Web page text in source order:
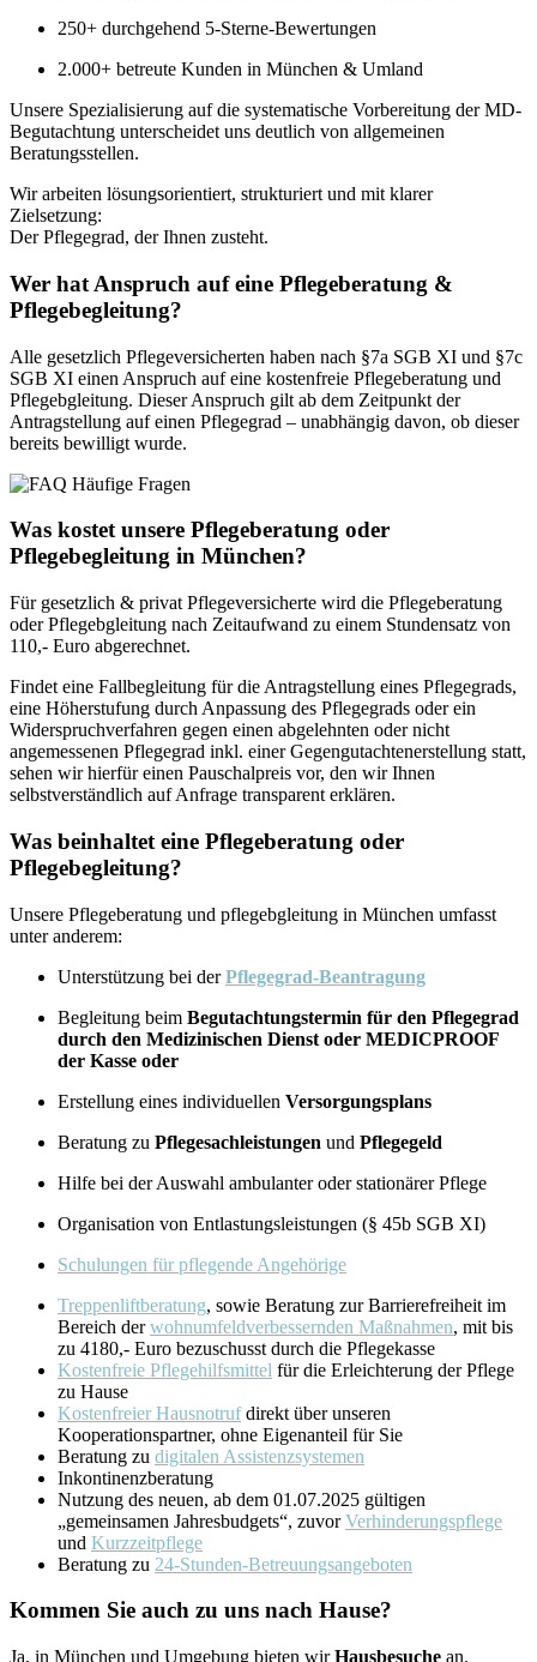
250+ durchgehend 5-Sterne-Bewertungen
2.000+ betreute Kunden in München & Umland
Unsere Spezialisierung auf die systematische Vorbereitung der MD-
Begutachtung unterscheidet uns deutlich von allgemeinen
Beratungsstellen.
Wir arbeiten lösungsorientiert, strukturiert und mit klarer
Zielsetzung:
Der Pflegegrad, der Ihnen zusteht.
Wer hat Anspruch auf eine Pflegeberatung &
Pflegebegleitung?
Alle gesetzlich Pflegeversicherten haben nach §7a SGB XI und §7c
SGB XI einen Anspruch auf eine kostenfreie Pflegeberatung und
Pflegebgleitung. Dieser Anspruch gilt ab dem Zeitpunkt der
Antragstellung auf einen Pflegegrad – unabhängig davon, ob dieser
bereits bewilligt wurde.
Was kostet unsere Pflegeberatung oder
Pflegebegleitung in München?
Für gesetzlich & privat Pflegeversicherte wird die Pflegeberatung
oder Pflegebgleitung nach Zeitaufwand zu einem Stundensatz von
110,- Euro abgerechnet.
Findet eine Fallbegleitung für die Antragstellung eines Pflegegrads,
eine Höherstufung durch Anpassung des Pflegegrads oder ein
Widerspruchverfahren gegen einen abgelehnten oder nicht
angemessenen Pflegegrad inkl. einer Gegengutachtenerstellung statt,
sehen wir hierfür einen Pauschalpreis vor, den wir Ihnen
selbstverständlich auf Anfrage transparent erklären.
Was beinhaltet eine Pflegeberatung oder
Pflegebegleitung?
Unsere Pflegeberatung und pflegebgleitung in München umfasst
unter anderem:
Unterstützung bei derPflegegrad-Beantragung
Begleitung beim Begutachtungstermin für den Pflegegrad
durch den Medizinischen Dienst oder MEDICPROOF
der Kasse oder
Erstellung eines individuellen Versorgungsplans
Beratung zu Pflegesachleistungen und Pflegegeld
Hilfe bei der Auswahl ambulanter oder stationärer Pflege
Organisation von Entlastungsleistungen (§ 45b SGB XI)
Schulungen für pflegende Angehörige
Treppenliftberatung, sowie Beratung zur Barrierefreiheit im
Bereich derwohnumfeldverbessernden Maßnahmen, mit bis
zu 4180,- Euro bezuschusst durch die Pflegekasse
Kostenfreie Pflegehilfsmittel für die Erleichterung der Pflege
zu Hause
Kostenfreier Hausnotrufdirekt über unseren
Kooperationspartner, ohne Eigenanteil für Sie
Beratung zu digitalen Assistenzsystemen
Inkontinenzberatung
Nutzung des neuen, ab dem 01.07.2025 gültigen
„gemeinsamen Jahresbudgets“, zuvorVerhinderungspflege
und Kurzzeitpflege
Beratung zu 24-Stunden-Betreuungsangeboten
Kommen Sie auch zu uns nach Hause?
Ja, in München und Umgebung bieten wirHausbesuche an.